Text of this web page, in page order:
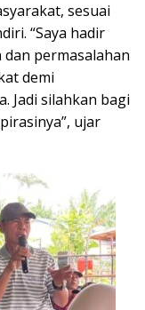
sesuai
“Saya hadir
permasalahan
demi
Jadi silahkan bagi
ujar